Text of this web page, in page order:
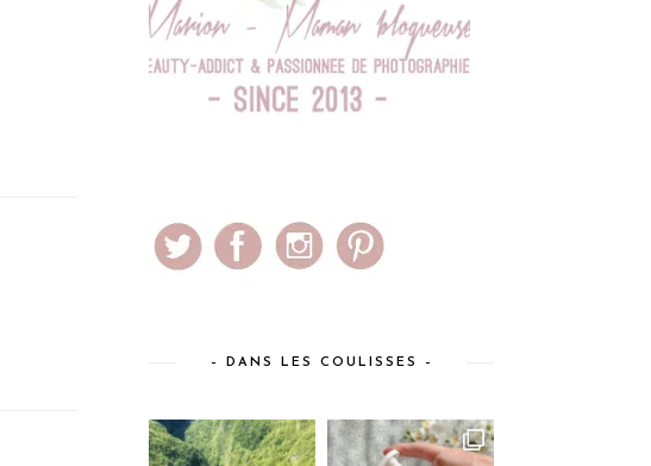
– DANS LES COULISSES –